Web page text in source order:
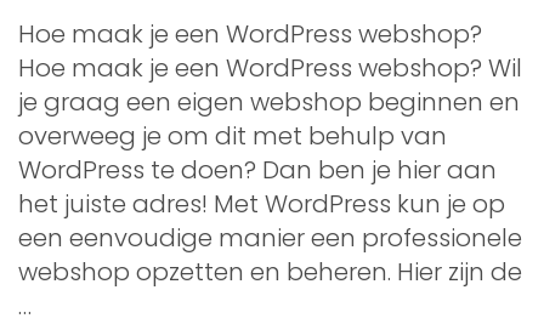
Hoe maak je een WordPress webshop?
Hoe maak je een WordPress webshop? Wil
je graag een eigen webshop beginnen en
overweeg je om dit met behulp van
WordPress te doen? Dan ben je hier aan
het juiste adres! Met WordPress kun je op
een eenvoudige manier een professionele
webshop opzetten en beheren. Hier zijn de
…